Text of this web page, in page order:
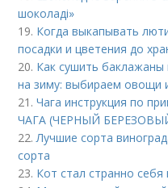
шоколаді»
19. Когда выкапывать
посадки и цветения до
20. Как сушить
на зиму: выбираем овощи
21.Чага инструкция по
ЧАГА (ЧЕРНЫЙ БЕРЕЗОВЫЙ
22.Лучшие сорта
сорта
23. Кот стал странно